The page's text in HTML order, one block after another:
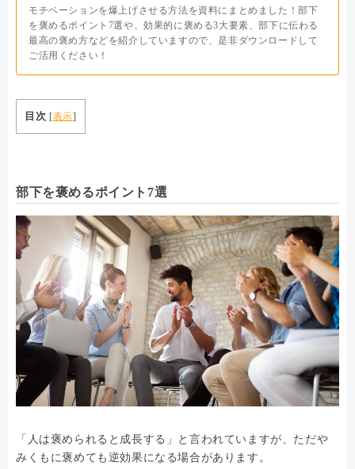
モチベーションを爆上げさせる方法を資料にまとめました！部下
を褒めるポイント7選や、効果的に褒める3大要素、部下に伝わる
最高の褒め方などを紹介していますので、是非ダウンロードして
ご活用ください！
目次 [表示]
部下を褒めるポイント7選
「人は褒められると成長する」と言われていますが、ただや
みくもに褒めても逆効果になる場合があります。